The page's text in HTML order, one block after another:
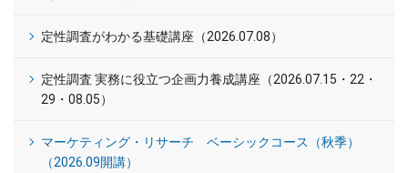
定性調査がわかる基礎講座（2026.07.08）
定性調査 実務に役立つ企画力養成講座（2026.07.15・22・
29・08.05）
マーケティング・リサーチ ベーシックコース（秋季）
（2026.09開講）